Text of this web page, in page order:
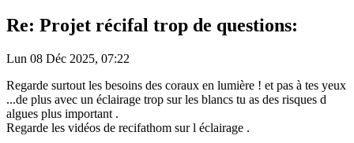
Re: Projet récifal trop de questions:
Lun 08 Déc 2025, 07:22
Regarde surtout les besoins des coraux en lumière ! et pas à tes yeux
...de plus avec un éclairage trop sur les blancs tu as des risques d
algues plus important .
Regarde les vidéos de recifathom sur l éclairage .